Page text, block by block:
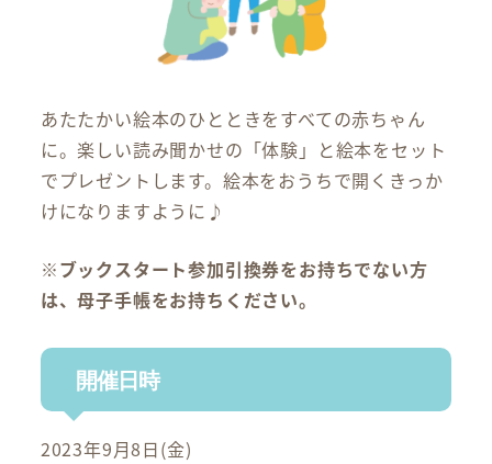
あたたかい絵本のひとときをすべての赤ちゃん
に。楽しい読み聞かせの「体験」と絵本をセット
でプレゼントします。絵本をおうちで開くきっか
けになりますように♪
※ブックスタート参加引換券をお持ちでない方
は、母子手帳をお持ちください。
開催日時
2023年9月8日(金)